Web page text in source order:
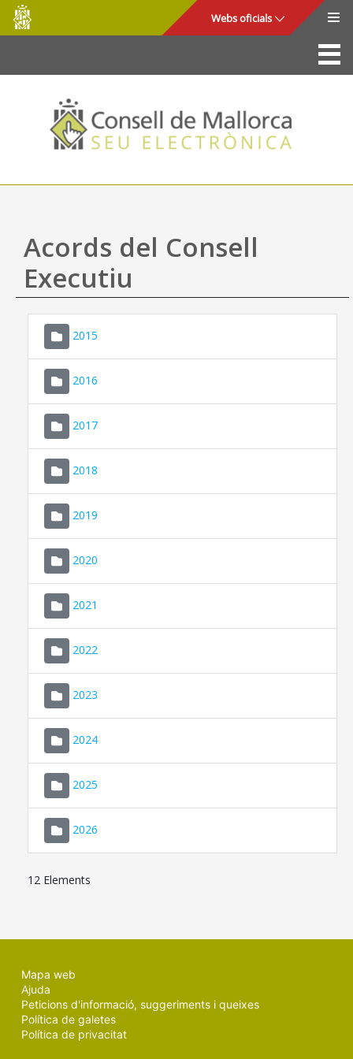
Salta al contingut principal
Consell
de
Mallorca
Webs oficials
La Seu
Consell de Mallorca
Accés i seguretat
Utilitats
Ajuda
Acords del Consell
Executiu
2015
2016
2017
2018
2019
2020
2021
2022
2023
2024
2025
2026
12 Elements
Mapa web
Ajuda
Peticions d'informació, suggeriments i queixes
Política de galetes
Política de privacitat